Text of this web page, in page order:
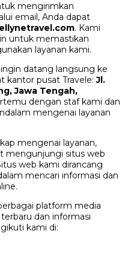
mengirimkan
email, Anda dapat
. Kami
untuk memastikan
layanan kami.
datang langsung ke
kantor pusat Travele:Jl.
Jawa Tengah,
dengan staf kami dan
mengenai layanan
mengenai layanan,
mengunjungi situs web
web kami dirancang
mencari informasi dan
platform media
dan informasi
kami di: